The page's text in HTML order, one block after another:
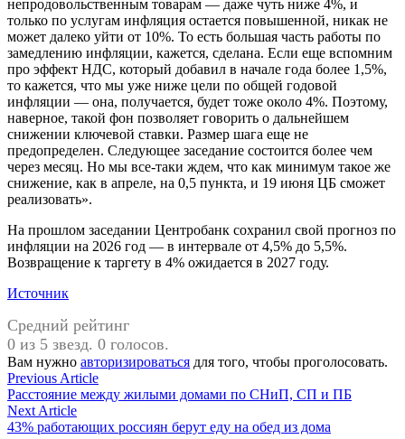
непродовольственным товарам — даже чуть ниже 4%, и
только по услугам инфляция остается повышенной, никак не
может далеко уйти от 10%. То есть большая часть работы по
замедлению инфляции, кажется, сделана. Если еще вспомним
про эффект НДС, который добавил в начале года более 1,5%,
то кажется, что мы уже ниже цели по общей годовой
инфляции — она, получается, будет тоже около 4%. Поэтому,
наверное, такой фон позволяет говорить о дальнейшем
снижении ключевой ставки. Размер шага еще не
предопределен. Следующее заседание состоится более чем
через месяц. Но мы все-таки ждем, что как минимум такое же
снижение, как в апреле, на 0,5 пункта, и 19 июня ЦБ сможет
реализовать».
На прошлом заседании Центробанк сохранил свой прогноз по
инфляции на 2026 год — в интервале от 4,5% до 5,5%.
Возвращение к таргету в 4% ожидается в 2027 году.
Источник
Средний рейтинг
0 из 5 звезд. 0 голосов.
Вам нужно авторизироваться для того, чтобы проголосовать.
Навигация
по
записям
Previous ArticlePrevious
article:
Расстояние между жилыми домами по СНиП, СП и ПБ
Next ArticleNext
article:
43% работающих россиян берут еду на обед из дома